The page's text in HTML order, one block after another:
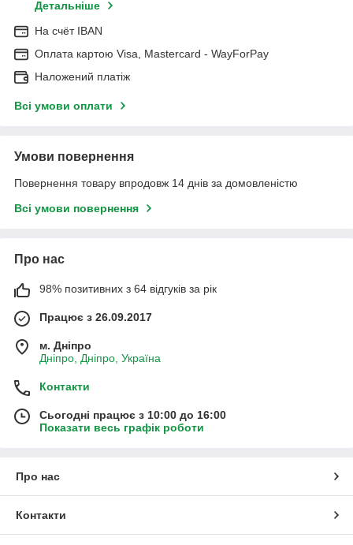
Детальніше
На cчёт IBAN
Оплата картою Visa, Mastercard - WayForPay
Наложений платіж
Всі умови оплати
Умови повернення
Повернення товару впродовж 14 днів за домовленістю
Всі умови повернення
Про нас
98% позитивних з 64 відгуків за рік
Працює з 26.09.2017
м. Дніпро
Дніпро, Дніпро, Україна
Контакти
Сьогодні працює з 10:00 до 16:00
Показати весь графік роботи
Про нас
Контакти